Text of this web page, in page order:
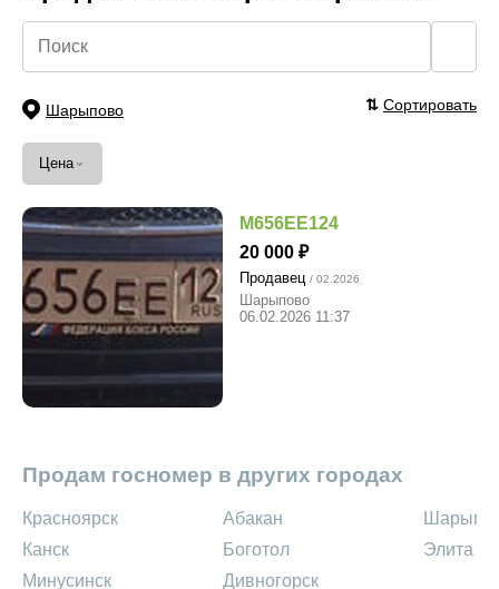
Шарыпово ⇅ Сортировать
Цена ⌄
М656ЕЕ124
20 000
Продавец / 02.2026
Шарыпово
06.02.2026 11:37
Продам госномер в других городах
Красноярск
Канск
Минусинск
Абакан
Боготол
Дивногорск
Элита